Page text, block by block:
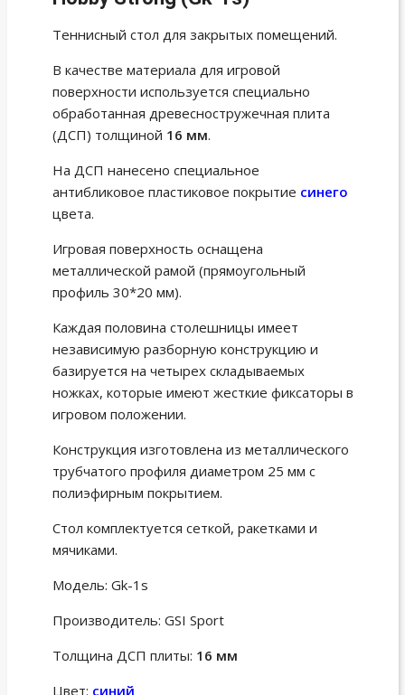
Теннисный стол для закрытых помещений.
В качестве материала для игровой
поверхности используется специально
обработанная древесностружечная плита
(ДСП) толщиной 16 мм.
На ДСП нанесено специальное
антибликовое пластиковое покрытие синего
цвета.
Игровая поверхность оснащена
металлической рамой (прямоугольный
профиль 30*20 мм).
Каждая половина столешницы имеет
независимую разборную конструкцию и
базируется на четырех складываемых
ножках, которые имеют жесткие фиксаторы в
игровом положении.
Конструкция изготовлена из металлического
трубчатого профиля диаметром 25 мм с
полиэфирным покрытием.
Стол комплектуется сеткой, ракетками и
мячиками.
Модель: Gk-1s
Производитель: GSI Sport
Толщина ДСП плиты: 16 мм
Цвет: синий